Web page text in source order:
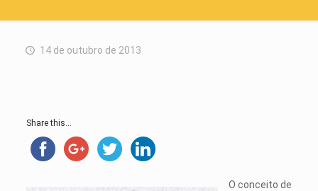
14 de outubro de 2013
Share this...
O conceito de